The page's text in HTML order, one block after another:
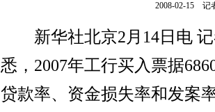
2008-02-15 记
新华社北京2月14日电 记
悉，2007年工行买入票据
贷款率、资金损失率和发案